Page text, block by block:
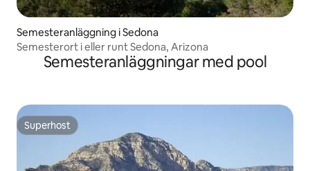
Semesteranläggning i Sedona
Semesterort i eller runt Sedona, Arizona
Semesteranläggningar med pool
Superhost
Superhost